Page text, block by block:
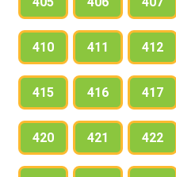
410 411 412
415 416 417
420 421 422